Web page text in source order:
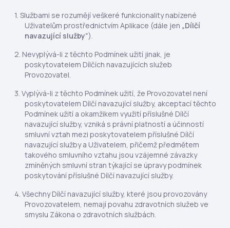
Službami se rozumějí veškeré funkcionality nabízené
Uživatelům prostřednictvím Aplikace (dále jen „Dílčí
navazující služby”).
Nevyplývá-li z těchto Podmínek užití jinak, je
poskytovatelem Dílčích navazujících služeb
Provozovatel.
Vyplývá-li z těchto Podmínek užití, že Provozovatel není
poskytovatelem Dílčí navazující služby, akceptací těchto
Podmínek užití a okamžikem využití příslušné Dílčí
navazující služby, vzniká s právní platností a účinností
smluvní vztah mezi poskytovatelem příslušné Dílčí
navazující služby a Uživatelem, přičemž předmětem
takového smluvního vztahu jsou vzájemné závazky
zmíněných smluvní stran týkající se úpravy podmínek
poskytování příslušné Dílčí navazující služby.
Všechny Dílčí navazující služby, které jsou provozovány
Provozovatelem, nemají povahu zdravotních služeb ve
smyslu Zákona o zdravotních službách.